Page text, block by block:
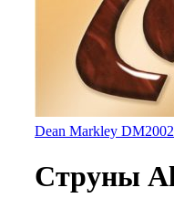
Dean Markley
Струны